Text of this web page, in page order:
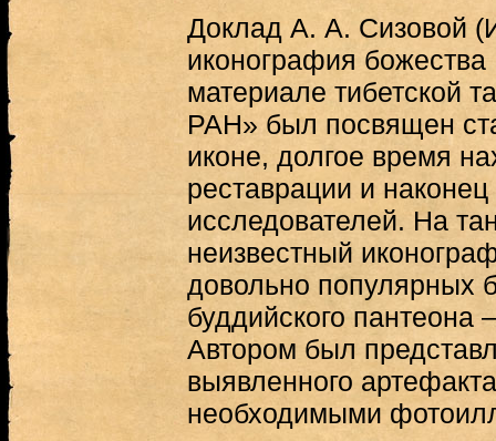
Доклад А. А. Сизовой
иконография
материале тибетской
РАН» был посвящен
иконе, долгое время
реставрации и
исследователей. На
неизвестный
довольно популярных
буддийского
Автором был
выявленного
необходимыми